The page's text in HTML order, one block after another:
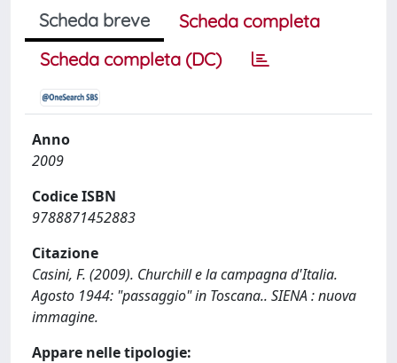
Scheda breve
Scheda completa
Scheda completa (DC)
Anno
2009
Codice ISBN
9788871452883
Citazione
Casini, F. (2009). Churchill e la campagna d'Italia.
Agosto 1944: "passaggio" in Toscana.. SIENA : nuova
immagine.
Appare nelle tipologie: